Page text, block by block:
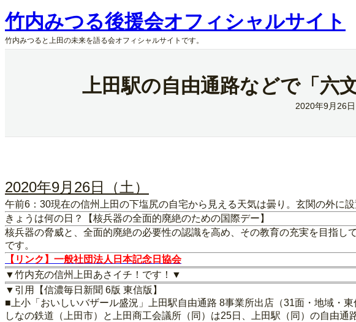
内
容
を
ス
竹内みつる後援会オフィシャルサイト
竹内みつると上田の未来を語る会オフィシャルサイトです。
上田駅の自由通路などで「六
2020年9月26日
2020年9月26日（土）
午前6：30現在の信州上田の下塩尻の自宅から見える天気は曇り。玄関の外に
きょうは何の日？【核兵器の全面的廃絶のための国際デー】
核兵器の脅威と、全面的廃絶の必要性の認識を高め、その教育の充実を目指
です。
【リンク】一般社団法人日本記念日協会
▼竹内充の信州上田あさイチ！です！▼
▼引用【信濃毎日新聞 6版 東信版】
■上小「おいしいバザール盛況」上田駅自由通路 8事業所出店（31面・地域・東
しなの鉄道（上田市）と上田商工会議所（同）は25日、上田駅（同）の自由通